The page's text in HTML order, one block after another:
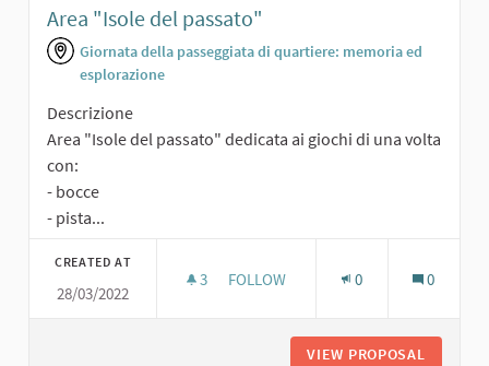
Area "Isole del passato"
Giornata della passeggiata di quartiere: memoria ed
esplorazione
Descrizione
Area "Isole del passato" dedicata ai giochi di una volta
con:
- bocce
- pista...
CREATED AT
28/03/2022
3 3 FOLLOWERS
FOLLOW 0 0
VIEW PROPOSAL